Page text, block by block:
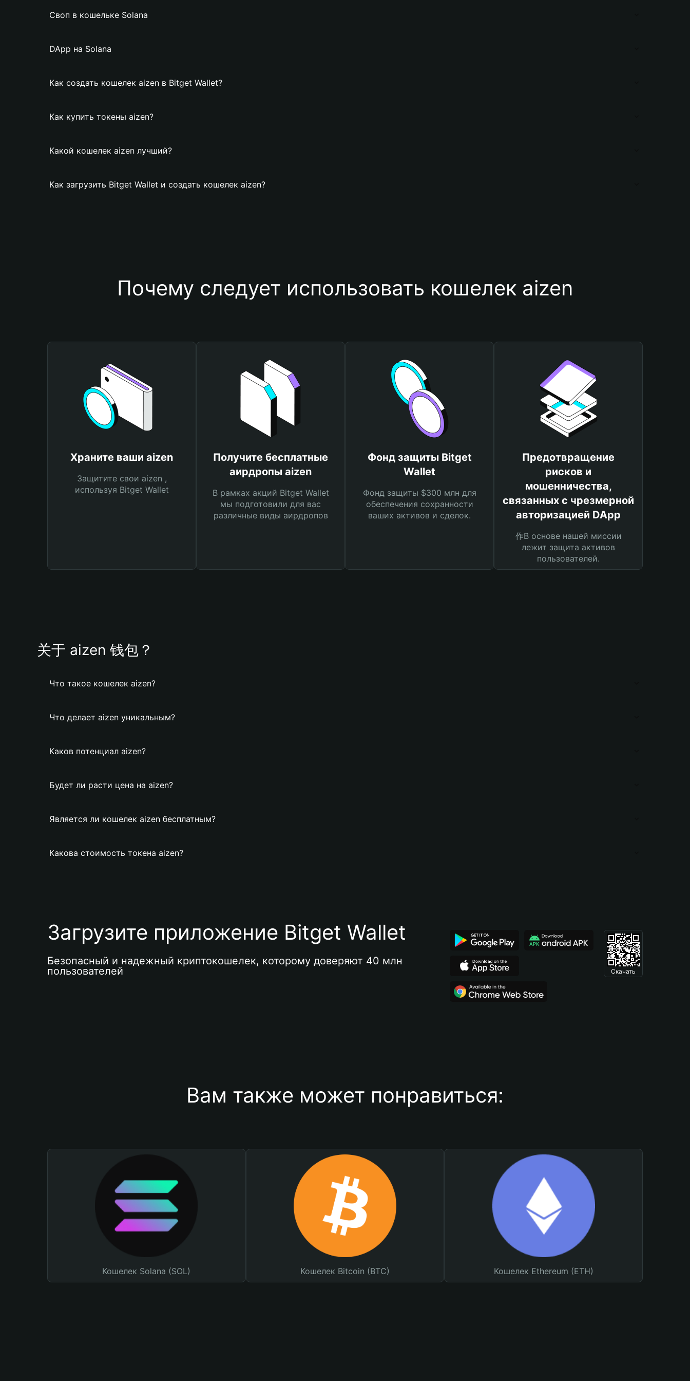
Своп в кошельке Solana
DApp на Solana
Как создать кошелек aizen в Bitget Wallet?
Как купить токены aizen?
Какой кошелек aizen лучший?
Как загрузить Bitget Wallet и создать кошелек aizen?
Почему следует использовать кошелек aizen
Храните ваши aizen
Защитите свои aizen ,
используя Bitget Wallet
Получите бесплатные
аирдропы aizen
В рамках акций Bitget Wallet
мы подготовили для вас
различные виды аирдропов
Фонд защиты Bitget
Wallet
Фонд защиты $300 млн для
обеспечения сохранности
ваших активов и сделок.
Предотвращение
рисков и
мошенничества,
связанных с чрезмерной
авторизацией DApp
作В основе нашей миссии
лежит защита активов
пользователей.
关于 aizen 钱包？
Что такое кошелек aizen?
Что делает aizen уникальным?
Каков потенциал aizen?
Будет ли расти цена на aizen?
Является ли кошелек aizen бесплатным?
Какова стоимость токена aizen?
Загрузите приложение Bitget Wallet
Безопасный и надежный криптокошелек, которому доверяют 40 млн
пользователей
Скачать
Вам также может понравиться:
Кошелек Solana (SOL) Кошелек Bitcoin (BTC) Кошелек Ethereum (ETH)